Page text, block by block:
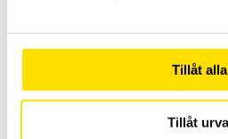
Tillåt alla
Tillåt